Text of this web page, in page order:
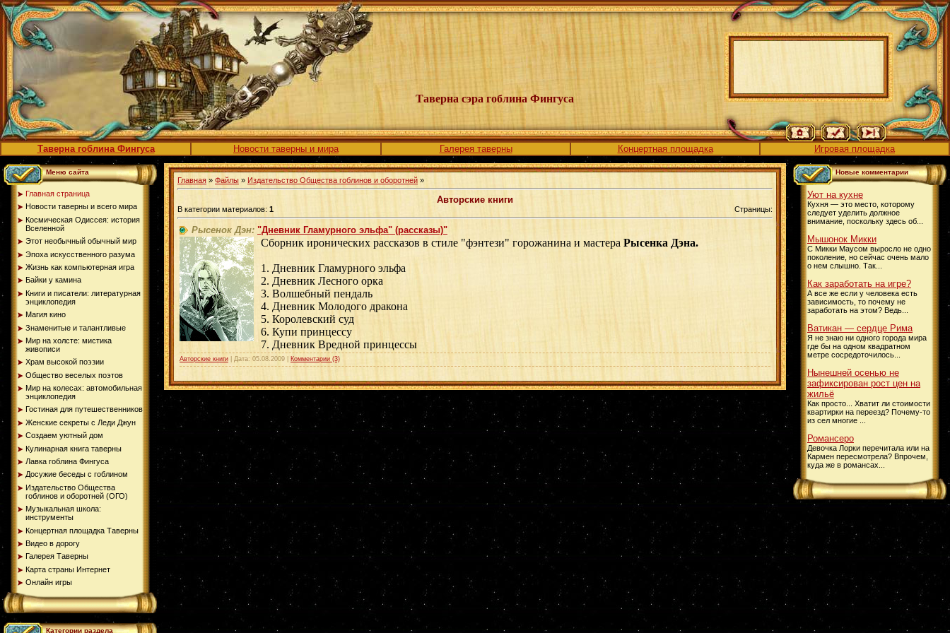
Таверна сэра гоблина Фингуса
Таверна гоблина Фингуса Новости таверны и мира Галерея таверны Концертная площадка Игровая площадка
Меню сайта
Главная страница
Новости таверны и всего мира
Космическая Одиссея: история
Вселенной
Этот необычный обычный мир
Эпоха искусственного разума
Жизнь как компьютерная игра
Байки у камина
Книги и писатели: литературная
энциклопедия
Магия кино
Знаменитые и талантливые
Мир на холсте: мистика
живописи
Храм высокой поэзии
Общество веселых поэтов
Мир на колесах: автомобильная
энциклопедия
Гостиная для путешественников
Женские секреты с Леди Джун
Создаем уютный дом
Кулинарная книга таверны
Лавка гоблина Фингуса
Досужие беседы с гоблином
Издательство Общества
гоблинов и оборотней (ОГО)
Музыкальная школа:
инструменты
Концертная площадка Таверны
Видео в дорогу
Галерея Таверны
Карта страны Интернет
Онлайн игры
Категории раздела
Главная » Файлы » Издательство Общества гоблинов и оборотней »
Авторские книги
В категории материалов: 1 Страницы:
Рысенок Дэн: "Дневник Гламурного эльфа" (рассказы)"
Сборник иронических рассказов в стиле "фэнтези" горожанина и мастера Рысенка Дэна.
1. Дневник Гламурного эльфа
2. Дневник Лесного орка
3. Волшебный пендаль
4. Дневник Молодого дракона
5. Королевский суд
6. Купи принцессу
7. Дневник Вредной принцессы
Авторские книги | Дата: 05.08.2009 Комментарии (3)
Новые комментарии
Уют на кухне
Кухня — это место, которому
следует уделить должное
внимание, поскольку здесь об...
Мышонок Микки
С Микки Маусом выросло не одно
поколение, но сейчас очень мало
о нем слышно. Так...
Как заработать на игре?
А все же если у человека есть
зависимость, то почему не
заработать на этом? Ведь...
Ватикан — сердце Рима
Я не знаю ни одного города мира
где бы на одном квадратном
метре сосредоточилось...
Нынешней осенью не
зафиксирован рост цен на
жильё
Как просто... Хватит ли стоимости
квартирки на переезд? Почему-то
из сел многие ...
Романсеро
Девочка Лорки перечитала или на
Кармен пересмотрела? Впрочем,
куда же в романсах...